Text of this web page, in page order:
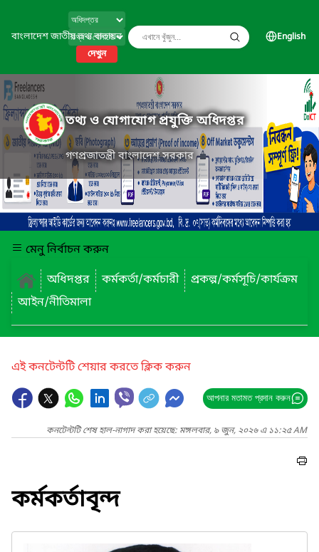
বাংলাদেশ জাতীয় তথ্য বাতায়ন
দেখুন
English
তথ্য ও যোগাযোগ প্রযুক্তি অধিদপ্তর
গণপ্রজাতন্ত্রী বাংলাদেশ সরকার
মেনু নির্বাচন করুন
অধিদপ্তর
কর্মকর্তা/কর্মচারী
প্রকল্প/কর্মসূচি/কার্যক্রম
আইন/নীতিমালা
এই কনটেন্টটি শেয়ার করতে ক্লিক করুন
আপনার মতামত প্রদান করুন
কনটেন্টটি শেষ হাল-নাগাদ করা হয়েছে: মঙ্গলবার, ৯ জুন, ২০২৬ এ ১১:২৫ AM
কর্মকর্তাবৃন্দ